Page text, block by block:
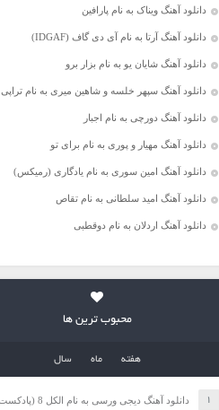
دانلود آهنگ ویناک به نام پارافین
دانلود آهنگ آرتا به نام آی دی گاف (IDGAF)
دانلود آهنگ شایان یو به نام بزار برو
دانلود آهنگ سپهر خلسه و شاهین میری به نام تراپی
دانلود آهنگ دورچی به نام اجبار
دانلود آهنگ مهیار و پوری به نام برای تو
دانلود آهنگ امین سوری به نام یادگاری (رمیکس)
دانلود آهنگ امید سلطانی به نام تقاص
دانلود آهنگ اردلان به نام دوقطبی
محبوب ترین ها
هفته ماه سال
دانلود آهنگ دیجی ورسی به نام الکل 8 (پادکست)